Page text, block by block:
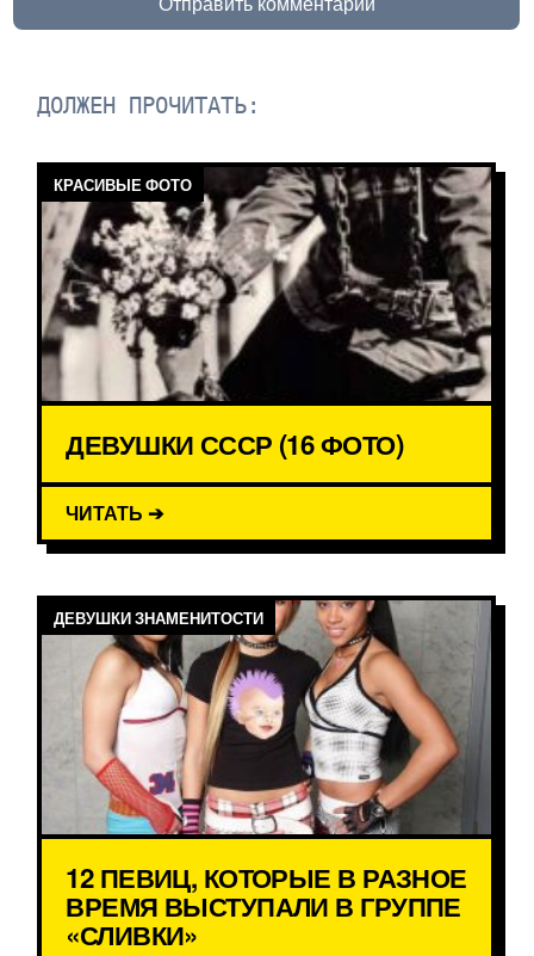
Отправить комментарий
ДОЛЖЕН ПРОЧИТАТЬ:
КРАСИВЫЕ ФОТО
ДЕВУШКИ СССР (16 ФОТО)
ЧИТАТЬ ➔
ДЕВУШКИ ЗНАМЕНИТОСТИ
12 ПЕВИЦ, КОТОРЫЕ В РАЗНОЕ
ВРЕМЯ ВЫСТУПАЛИ В ГРУППЕ
«СЛИВКИ»